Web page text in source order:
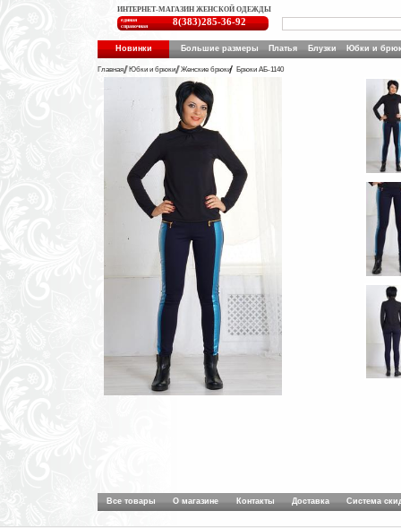
ИНТЕРНЕТ-МАГАЗИН ЖЕНСКОЙ ОДЕЖДЫ
единая
справочная
8(383)285-36-92
Новинки Большие размеры Платья Блузки Юбки и
Главная Юбки и брюки Женские брюки Брюки АБ-1140
Все товары О магазине Контакты Доставка Система